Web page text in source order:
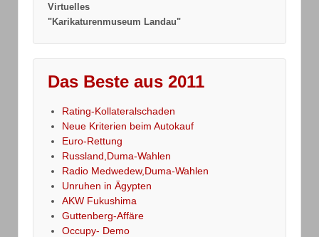
Virtuelles
"Karikaturenmuseum Landau"
Das Beste aus 2011
Rating-Kollateralschaden
Neue Kriterien beim Autokauf
Euro-Rettung
Russland,Duma-Wahlen
Radio Medwedew,Duma-Wahlen
Unruhen in Ägypten
AKW Fukushima
Guttenberg-Affäre
Occupy- Demo